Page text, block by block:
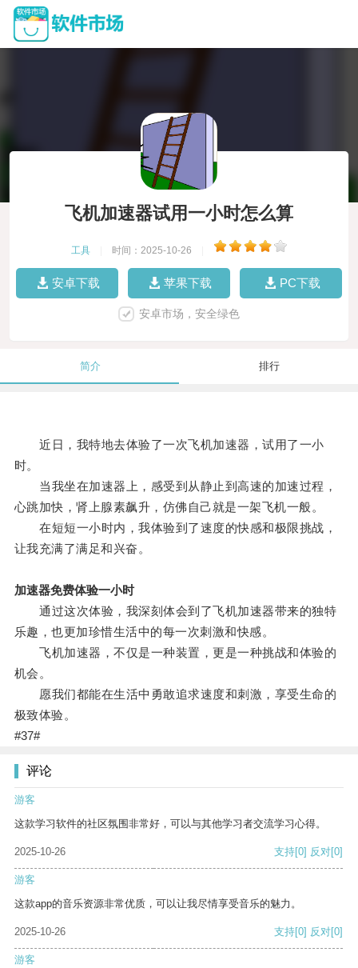
飞机加速器试用一小时怎么算
工具 时间：2025-10-26
安卓下载 苹果下载 PC下载
安卓市场，安全绿色
简介 排行
近日，我特地去体验了一次飞机加速器，试用了一小
时。
当我坐在加速器上，感受到从静止到高速的加速过程，
心跳加快，肾上腺素飙升，仿佛自己就是一架飞机一般。
在短短一小时内，我体验到了速度的快感和极限挑战，
让我充满了满足和兴奋。
加速器免费体验一小时
通过这次体验，我深刻体会到了飞机加速器带来的独特
乐趣，也更加珍惜生活中的每一次刺激和快感。
飞机加速器，不仅是一种装置，更是一种挑战和体验的
机会。
愿我们都能在生活中勇敢追求速度和刺激，享受生命的
极致体验。
#37#
评论
游客
这款学习软件的社区氛围非常好，可以与其他学习者交流学习心得。
2025-10-26 支持[0] 反对[0]
游客
这款app的音乐资源非常优质，可以让我尽情享受音乐的魅力。
2025-10-26 支持[0] 反对[0]
游客